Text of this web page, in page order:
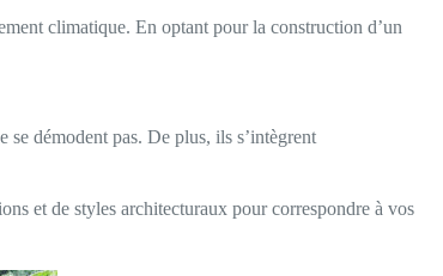
climatique. En optant pour la construction d’un
démodent pas. De plus, ils s’intègrent
et de styles architecturaux pour correspondre à vos